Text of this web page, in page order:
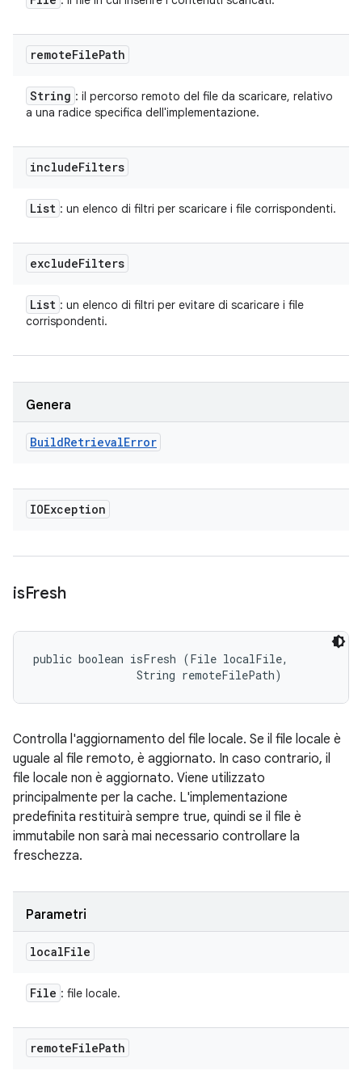
remoteFilePath
String : il percorso remoto del file da scaricare, relativo
a una radice specifica dell'implementazione.
includeFilters
List : un elenco di filtri per scaricare i file corrispondenti.
excludeFilters
List : un elenco di filtri per evitare di scaricare i file
corrispondenti.
Genera
BuildRetrievalError
IOException
isFresh
public boolean isFresh (File localFile,
                String remoteFilePath)
Controlla l'aggiornamento del file locale. Se il file locale è
uguale al file remoto, è aggiornato. In caso contrario, il
file locale non è aggiornato. Viene utilizzato
principalmente per la cache. L'implementazione
predefinita restituirà sempre true, quindi se il file è
immutabile non sarà mai necessario controllare la
freschezza.
Parametri
localFile
File : file locale.
remoteFilePath